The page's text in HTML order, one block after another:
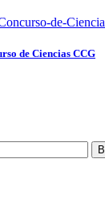
de Ciencias CCG